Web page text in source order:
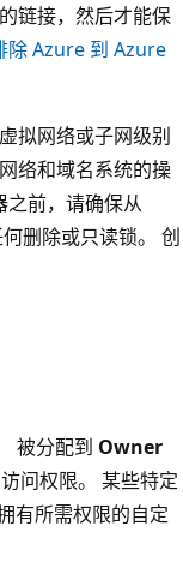
链接，然后才能保
除 Azure 到 Azure
拟网络或子网级别
络和域名系统的操
前，请确保从
删除或只读锁。 创
被分配到 Owner
问权限。 某些特定
有所需权限的自定